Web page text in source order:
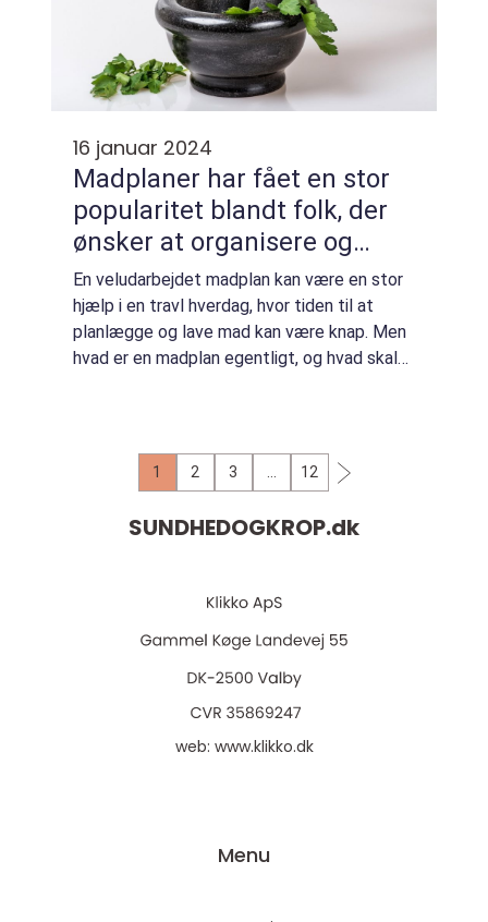
16 januar 2024
Madplaner har fået en stor
popularitet blandt folk, der
ønsker at organisere og
strukturere deres
madlavning og kost
En veludarbejdet madplan kan være en stor
hjælp i en travl hverdag, hvor tiden til at
planlægge og lave mad kan være knap. Men
hvad er en madplan egentligt, og hvad skal
1 2 3 12
SUNDHEDOGKROP.dk
web: www.klikko.dk
Menu